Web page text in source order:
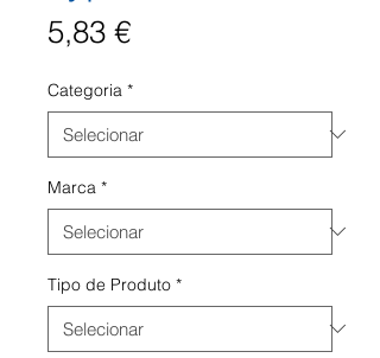
5,83 €Preço
Categoria *
Marca *
Tipo de Produto *